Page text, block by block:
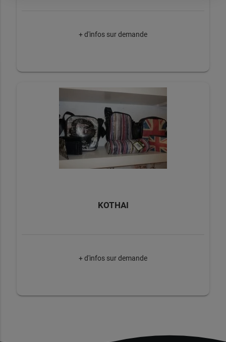
+ d'infos sur demande
KOTHAI
+ d'infos sur demande